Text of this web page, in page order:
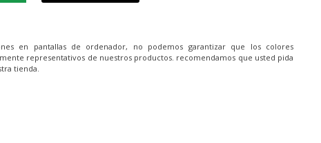
en pantallas de ordenador, no podemos garantizar que los colores
representativos de nuestros productos. recomendamos que usted pida
tienda.